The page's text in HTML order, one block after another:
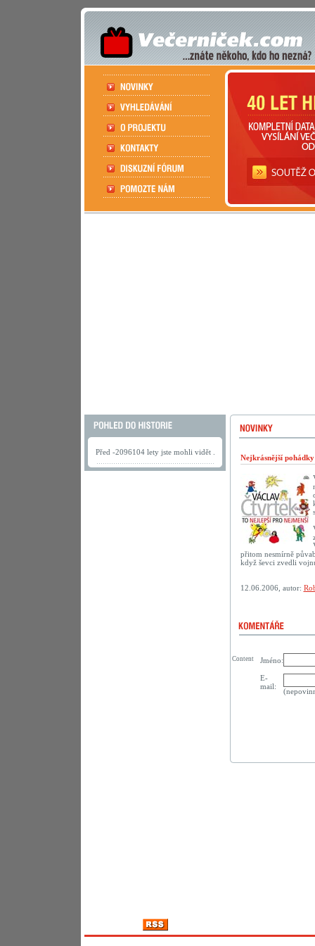
Před -2096104 lety jste mohli vidět .
Nejkrásnější
přitom nesmírně
když ševci zvedli
12.06.2006, autor:
Jméno:
E-
mail:
Content